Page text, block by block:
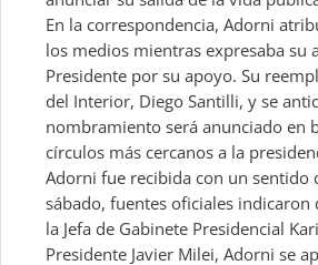
En la correspondencia, Adorni
los medios mientras expresaba su
Presidente por su apoyo. Su
del Interior, Diego Santilli, y se
nombramiento será anunciado en
círculos más cercanos a la
Adorni fue recibida con un sentido
sábado, fuentes oficiales indicaron
la Jefa de Gabinete Presidencial
Presidente Javier Milei, Adorni se